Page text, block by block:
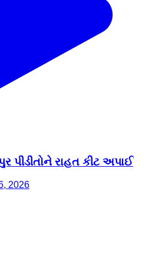
પીડીતોને રાહત કીટ અપાઈ
2026